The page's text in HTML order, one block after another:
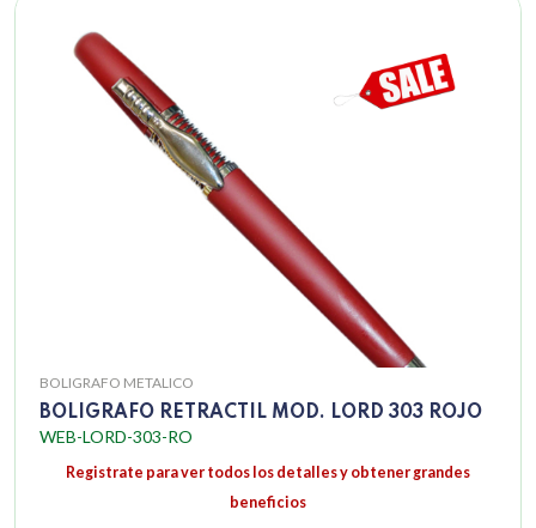
BOLIGRAFO METALICO
BOLIGRAFO RETRACTIL MOD. LORD 303 ROJO
WEB-LORD-303-RO
Registrate para ver todos los detalles y obtener grandes
beneficios